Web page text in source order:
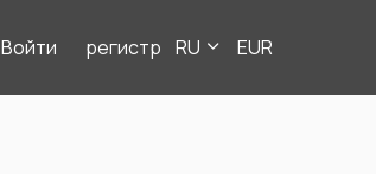
Войти регистр RU EUR